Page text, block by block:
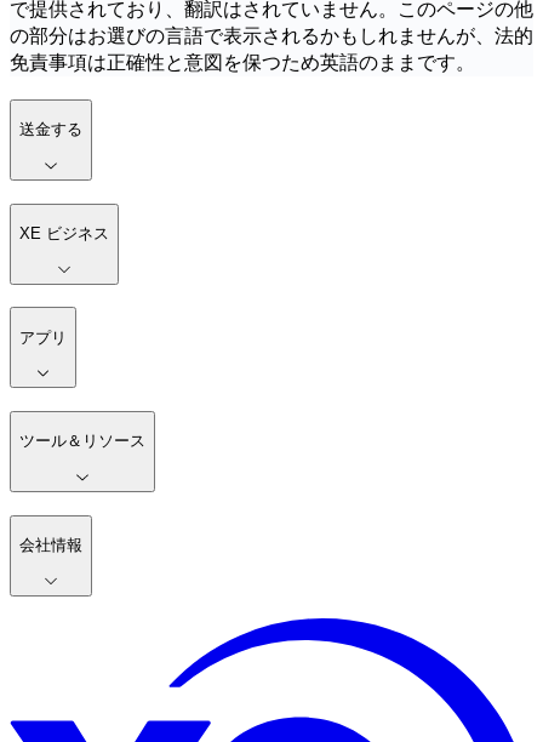
で提供されており、翻訳はされていません。このページの他
の部分はお選びの言語で表示されるかもしれませんが、法的
免責事項は正確性と意図を保つため英語のままです。
送金する
XE ビジネス
アプリ
ツール＆リソース
会社情報